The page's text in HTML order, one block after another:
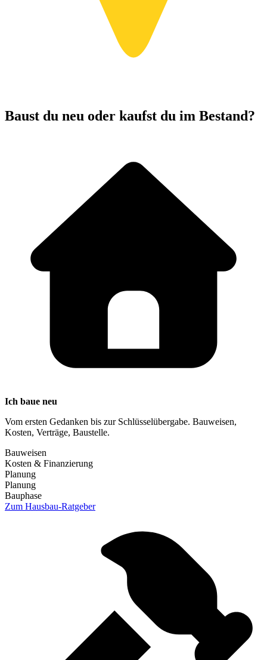
Baust du neu oder kaufst du im Bestand?
Ich baue neu
Vom ersten Gedanken bis zur Schlüsselübergabe. Bauweisen,
Kosten, Verträge, Baustelle.
Bauweisen
Kosten & Finanzierung
Planung
Planung
Bauphase
Zum Hausbau-Ratgeber